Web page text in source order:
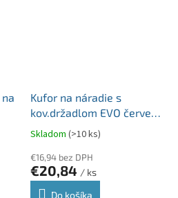
Kufor na náradie s
kov.držadlom EVO červený
594x288x308 krabičky
KEVA6030B-3020
Skladom (>10 ks)
€16,94 bez DPH
€20,84 / ks
Do košíka